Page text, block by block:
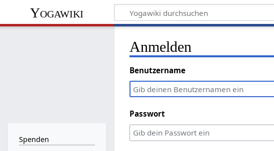
Yogawiki
Anmelden
Benutzername
Passwort
Spenden